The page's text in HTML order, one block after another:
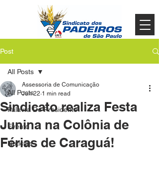
Post
All Posts
Palavra Do Presidente
Evento
Noticias
All Posts
Sindicato realiza Festa
Junina na Colônia de
Férias de Caraguá!
Assessoria de Comunicação
Jun 22 1 min read